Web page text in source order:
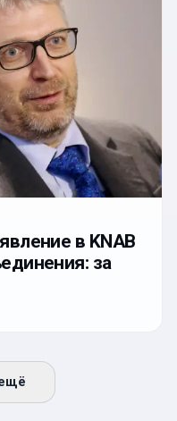
в KNAB
за